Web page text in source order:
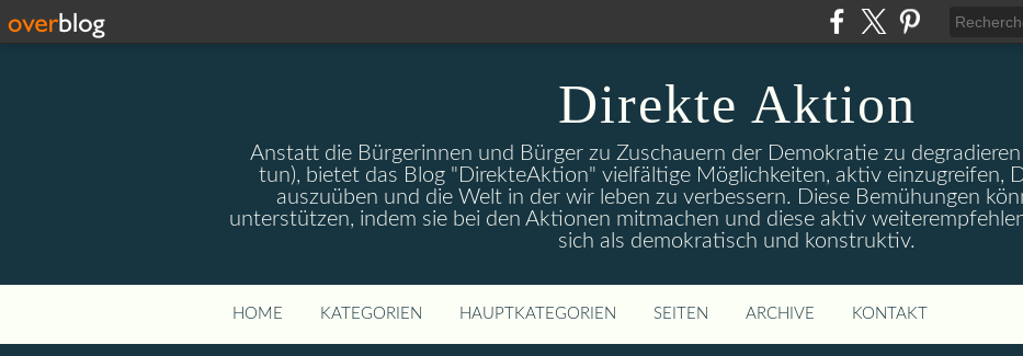
Direkte Aktion
Anstatt die Bürgerinnen und Bürger zu Zuschauern der Demokratie zu
tun), bietet das Blog "DirekteAktion" vielfältige Möglichkeiten, aktiv einzugreifen,
auszuüben und die Welt in der wir leben zu verbessern. Diese Bemühungen
unterstützen, indem sie bei den Aktionen mitmachen und diese aktiv
sich als demokratisch und konstruktiv.
HOME KATEGORIEN HAUPTKATEGORIEN SEITEN ARCHIVE KONTAKT